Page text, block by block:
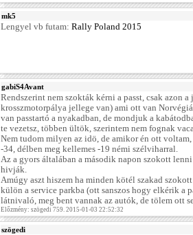
mk5
Lengyel vb futam: Rally Poland 2015
gabiS4Avant
Rendszerint nem szokták kérni a passt, csak azon
krosszmotorpálya jellege van) ami ott van
van passtartó a nyakadban, de mondjuk a
te vezetsz, többen ültök, szerintem nem fognak
Nem tudom milyen az idö, de amikor én ott
-34, délben meg kellemes -19 némi szélviharral.
Az a gyors általában a második napon szokott
hivják.
Amúgy aszt hiszem ha minden kötél szakad
külön a service parkba (ott sanszos hogy elkérik a
látnivaló, meg bent vannak az autók, de tölem ott
Előzmény: szögedi 759. 2015-01-03 22:52:32
szögedi